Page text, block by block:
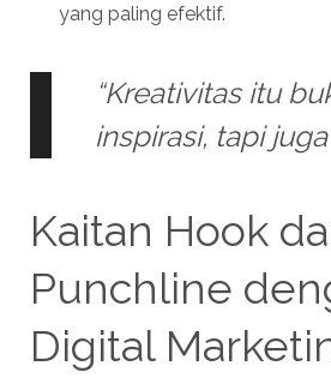
yang paling efektif.
“Kreativitas itu
inspirasi, tapi juga
Kaitan Hook
Punchline
Digital